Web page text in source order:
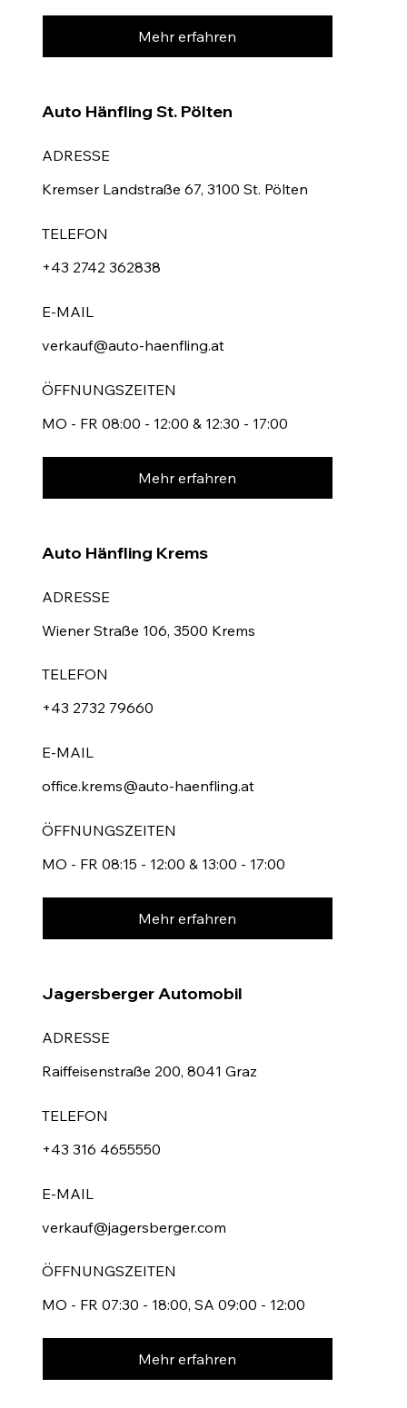
Mehr erfahren
Auto Hänfling St. Pölten
ADRESSE
Kremser Landstraße 67, 3100 St. Pölten
TELEFON
+43 2742 362838
E-MAIL
verkauf@auto-haenfling.at
ÖFFNUNGSZEITEN
MO - FR 08:00 - 12:00 & 12:30 - 17:00
Mehr erfahren
Auto Hänfling Krems
ADRESSE
Wiener Straße 106, 3500 Krems
TELEFON
+43 2732 79660
E-MAIL
office.krems@auto-haenfling.at
ÖFFNUNGSZEITEN
MO - FR 08:15 - 12:00 & 13:00 - 17:00
Mehr erfahren
Jagersberger Automobil
ADRESSE
Raiffeisenstraße 200, 8041 Graz
TELEFON
+43 316 4655550
E-MAIL
verkauf@jagersberger.com
ÖFFNUNGSZEITEN
MO - FR 07:30 - 18:00, SA 09:00 - 12:00
Mehr erfahren